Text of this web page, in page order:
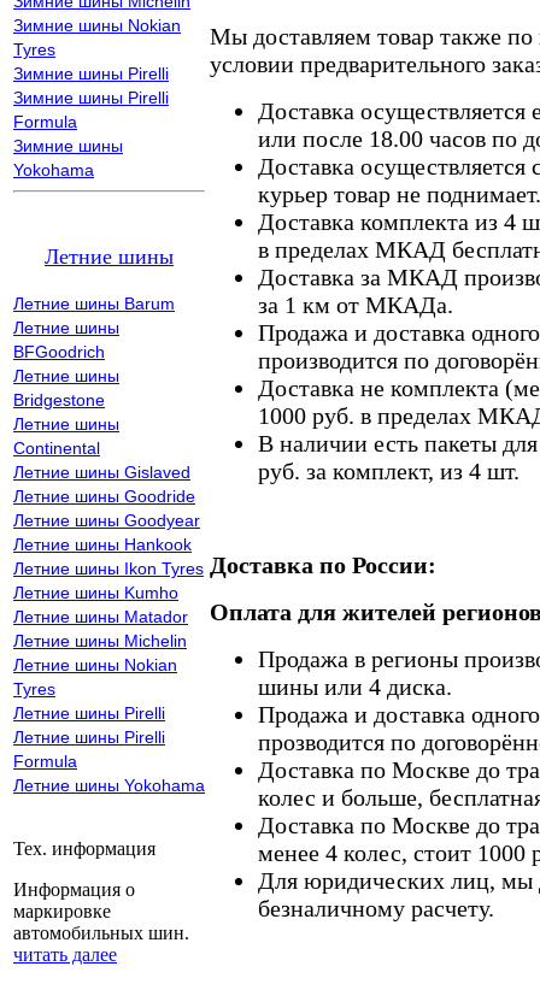
Зимние шины Nokian
Tyres
Зимние шины Pirelli
Зимние шины Pirelli
Formula
Зимние шины
Yokohama
Летние шины
Летние шины Barum
Летние шины
BFGoodrich
Летние шины
Bridgestone
Летние шины
Continental
Летние шины Gislaved
Летние шины Goodride
Летние шины Goodyear
Летние шины Hankook
Летние шины Ikon Tyres
Летние шины Kumho
Летние шины Matador
Летние шины Michelin
Летние шины Nokian
Tyres
Летние шины Pirelli
Летние шины Pirelli
Formula
Летние шины Yokohama
Тех. информация
Информация о
маркировке
автомобильных шин.
читать далее
Мы доставляем товар также
условии предварительного
Доставка осуществляется
или после 18.00 часов по
Доставка осуществляется
курьер товар не поднимает.
Доставка комплекта из 4
в пределах МКАД
Доставка за МКАД
за 1 км от МКАДа.
Продажа и доставка
производится по
Доставка не комплекта
1000 руб. в пределах
В наличии есть пакеты
руб. за комплект, из 4 шт.
Доставка по России:
Оплата для жителей
Продажа в регионы
шины или 4 диска.
Продажа и доставка
прозводится по
Доставка по Москве до
колес и больше,
Доставка по Москве до
менее 4 колес, стоит 1000
Для юридических лиц, мы
безналичному расчету.